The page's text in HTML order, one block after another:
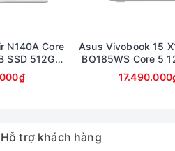
N140A Core
SSD 512GB
FullHD
Asus Vivobook 15
BQ185WS Core 5
16GB SSD 512GB
FullHD
Hỗ trợ khách hàng